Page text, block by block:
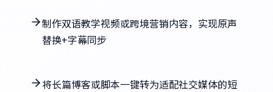
制作双语教学视频或跨境营销内容，实现原声
替换+字幕同步
将长篇博客或脚本一键转为适配社交媒体的短